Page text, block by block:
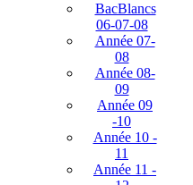
BacBlancs
06-07-08
Année 07-
08
Année 08-
09
Année 09
-10
Année 10 -
11
Année 11 -